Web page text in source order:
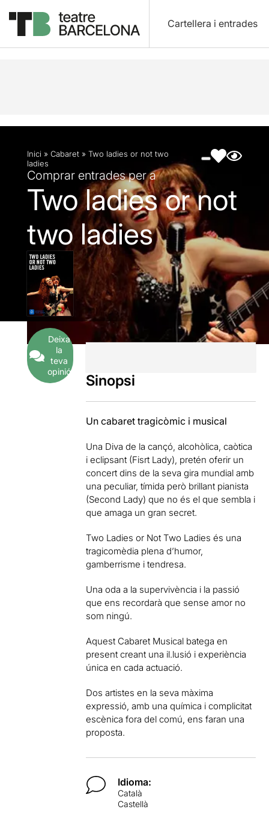
Cartellera i entrades
Descripció Fitxa artística Fotos i vídeos
Inici » Cabaret » Two ladies or not two
ladies
Comprar entrades per a
Two ladies or not
two ladies
Deixa
la
teva
opinió
Sinopsi
Un cabaret tragicòmic i musical
Una Diva de la cançó, alcohòlica, caòtica
i eclipsant (Fisrt Lady), pretén oferir un
concert dins de la seva gira mundial amb
una peculiar, tímida però brillant pianista
(Second Lady) que no és el que sembla i
que amaga un gran secret.
Two Ladies or Not Two Ladies és una
tragicomèdia plena d’humor,
gamberrisme i tendresa.
Una oda a la supervivència i la passió
que ens recordarà que sense amor no
som ningú.
Aquest Cabaret Musical batega en
present creant una il.lusió i experiència
única en cada actuació.
Dos artistes en la seva màxima
expressió, amb una química i complicitat
escènica fora del comú, ens faran una
proposta.
Idioma:
Català
Castellà